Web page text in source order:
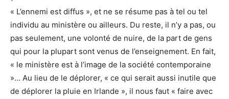
« L’ennemi est diffus », et ne se résume pas à tel ou tel
individu au ministère ou ailleurs. Du reste, il n’y a pas, ou
pas seulement, une volonté de nuire, de la part de gens
qui pour la plupart sont venus de l’enseignement. En fait,
« le ministère est à l’image de la société contemporaine
»… Au lieu de le déplorer, « ce qui serait aussi inutile que
de déplorer la pluie en Irlande », il nous faut « faire avec